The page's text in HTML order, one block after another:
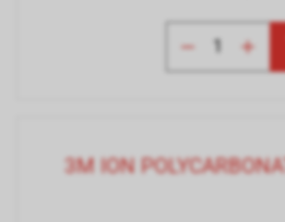
3M ION